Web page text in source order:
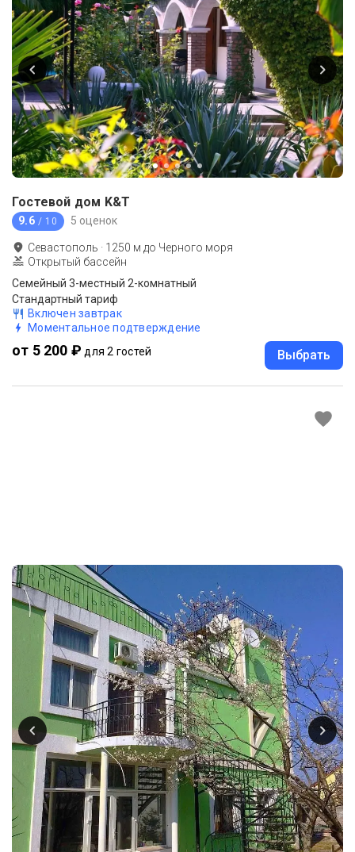
Гостевой дом K&T
9.6 / 10 5 оценок
Севастополь · 1250 м до Черного моря
Открытый бассейн
Семейный 3-местный 2-комнатный
Стандартный тариф
Включен завтрак
Моментальное подтверждение
от 5 200 ₽ для 2 гостей Выбрать